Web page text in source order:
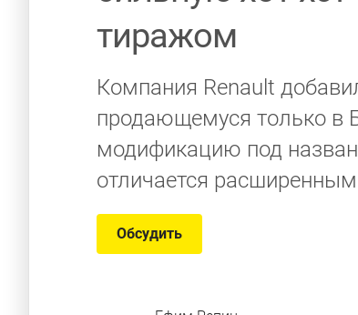
тиражом
Компания Renault
продающемуся только в
модификацию под
отличается
Обсудить